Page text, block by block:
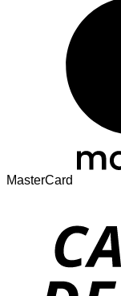
MasterCard